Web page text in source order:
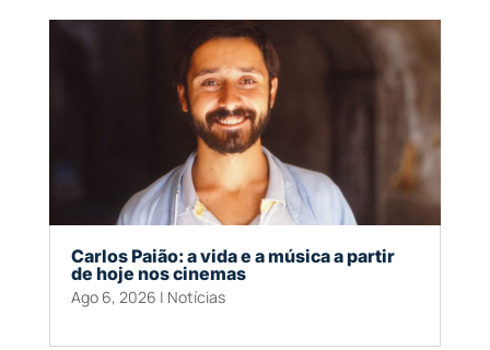
Carlos Paião: a vida e a música a partir
de hoje nos cinemas
Ago 6, 2026 | Notícias